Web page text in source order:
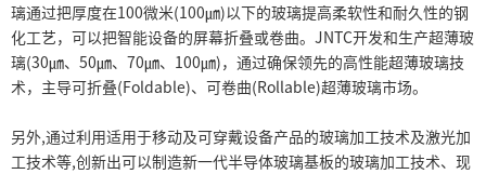
璃通过把厚度在100微米(100㎛)以下的玻璃提高柔软性和耐久性的钢
化工艺，可以把智能设备的屏幕折叠或卷曲。JNTC开发和生产超薄玻
璃(30㎛、50㎛、70㎛、100㎛)，通过确保领先的高性能超薄玻璃技
术，主导可折叠(Foldable)、可卷曲(Rollable)超薄玻璃市场。
另外,通过利用适用于移动及可穿戴设备产品的玻璃加工技术及激光加
工技术等,创新出可以制造新一代半导体玻璃基板的玻璃加工技术、现